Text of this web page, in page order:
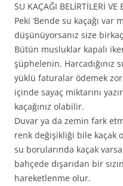
SU KAÇAĞI BELİRTİLERİ VE
Peki ‘Bende su kaçağı var
düşünüyorsanız size
Bütün musluklar kapalı
şüphelenin. Harcadığınız
yüklü faturalar ödemek
içinde sayaç miktarını
kaçağınız olabilir.
Duvar ya da zemin fark
renk değişikliği bile kaçak
su borularında kaçak
bahçede dışarıdan bir
hareketlenme olur.